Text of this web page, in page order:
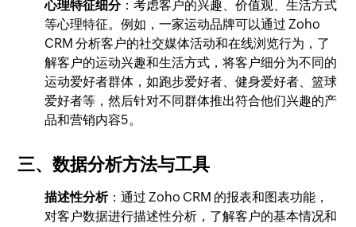
心理特征细分：考虑客户的兴趣、价值观、生活方式
等心理特征。例如，一家运动品牌可以通过 Zoho
CRM 分析客户的社交媒体活动和在线浏览行为，了
解客户的运动兴趣和生活方式，将客户细分为不同的
运动爱好者群体，如跑步爱好者、健身爱好者、篮球
爱好者等，然后针对不同群体推出符合他们兴趣的产
品和营销内容5。
三、数据分析方法与工具
描述性分析：通过 Zoho CRM 的报表和图表功能，
对客户数据进行描述性分析，了解客户的基本情况和